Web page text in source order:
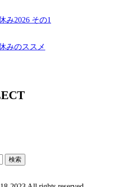
み2026 その1
みのススメ